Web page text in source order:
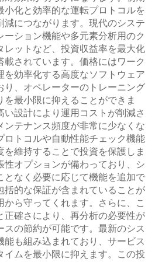
化と効率的な運転プロトコルを
減につながります。現代のシステ
ーション機能や多元素分析用のク
レットなど、投資収益率を最大化
されています。価格にはワーク
を効率化する高度なソフトウェア
り、オペレーターのトレーニング
最小限に抑えることができま
設計により運用コストが削減さ
ンテナンス頻度が非常に少なくな
ロトコルや自動性能チェック機能
維持することで投資を保護しま
性オプションが備わっており、シ
となく必要に応じて機能を追加で
括的な保証が含まれていることが
から守ってくれます。さらに、こ
正確さにより、再分析の必要性が
の節約が可能です。最新のシス
能も組み込まれており、サービス
イムを最小限に抑えます。この投